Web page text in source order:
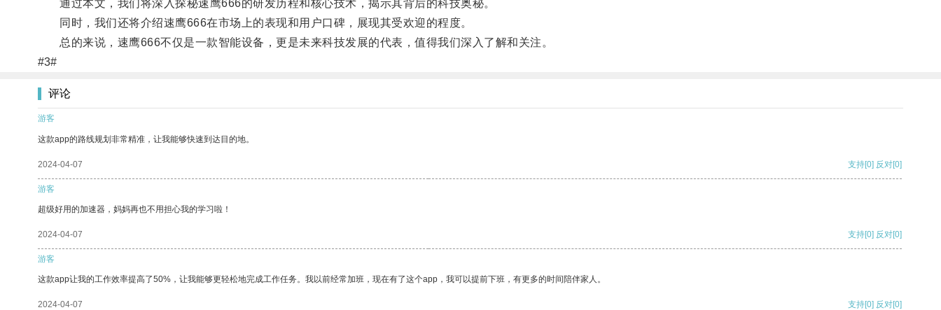
通过本文，我们将深入探秘速鹰666的研发历程和核心技术，揭示其背后的科技奥秘。
同时，我们还将介绍速鹰666在市场上的表现和用户口碑，展现其受欢迎的程度。
总的来说，速鹰666不仅是一款智能设备，更是未来科技发展的代表，值得我们深入了解和关注。
#3#
评论
游客
这款app的路线规划非常精准，让我能够快速到达目的地。
2024-04-07 支持[0] 反对[0]
游客
超级好用的加速器，妈妈再也不用担心我的学习啦！
2024-04-07 支持[0] 反对[0]
游客
这款app让我的工作效率提高了50%，让我能够更轻松地完成工作任务。我以前经常加班，现在有了这个app，我可以提前下班，有更多的时间陪伴家人。
2024-04-07 支持[0] 反对[0]